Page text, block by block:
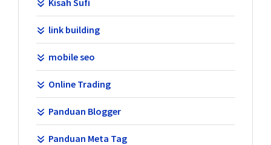
link building
mobile seo
Online Trading
Panduan Blogger
Panduan Meta Tag